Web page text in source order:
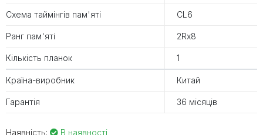
Схема таймінгів пам'яті CL6
Ранг пам'яті 2Rx8
Кількість планок 1
Країна-виробник Китай
Гарантія 36 місяців
Наявність: В наявності